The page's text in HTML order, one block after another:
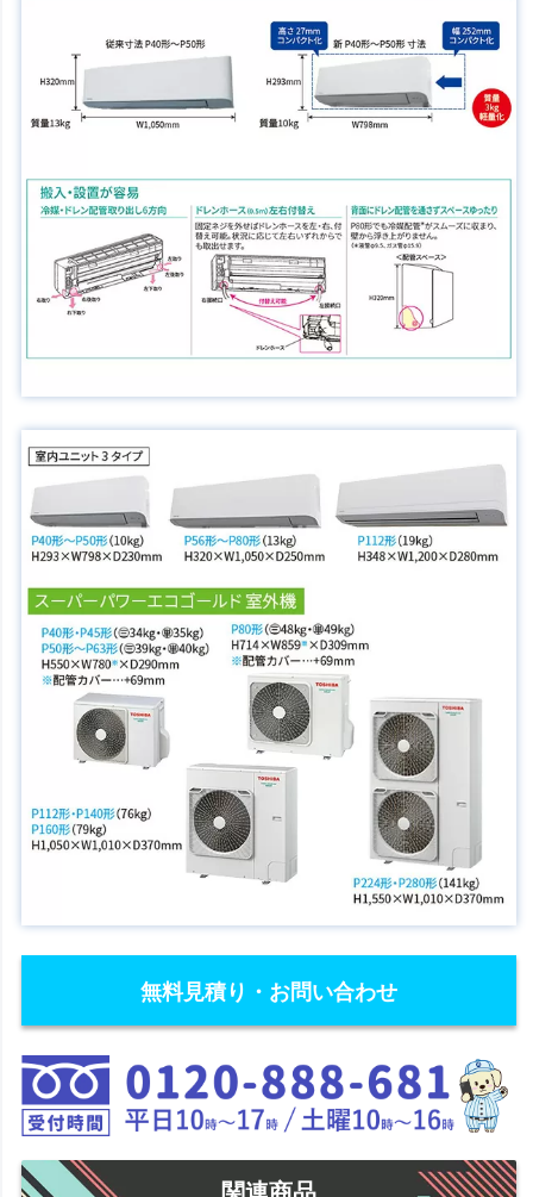
無料見積り・お問い合わせ
関連商品